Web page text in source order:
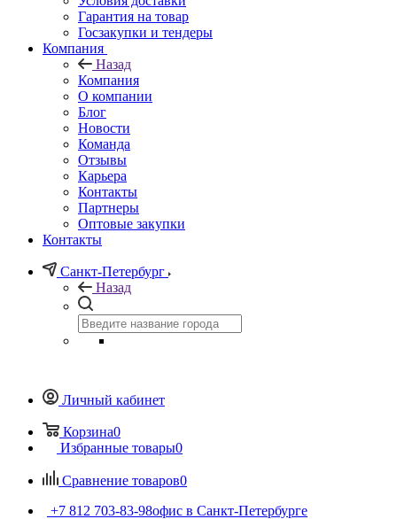
Гарантия на товар
Госзакупки и тендеры
Компания
Назад
Компания
О компании
Блог
Новости
Команда
Отзывы
Карьера
Контакты
Партнеры
Оптовые закупки
Контакты
Санкт-Петербург
Назад
Личный кабинет
Корзина0
Избранные товары0
Сравнение товаров0
+7 812 703-83-98офис в Санкт-Петербурге